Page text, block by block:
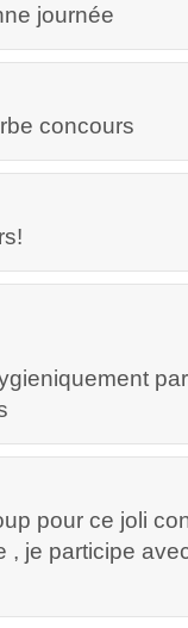
journée
concours
pour ce joli
, je participe